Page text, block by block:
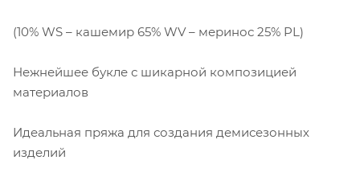
(10% WS – кашемир 65% WV – меринос 25% PL)
Нежнейшее букле с шикарной композицией
материалов
Идеальная пряжа для создания демисезонных
изделий